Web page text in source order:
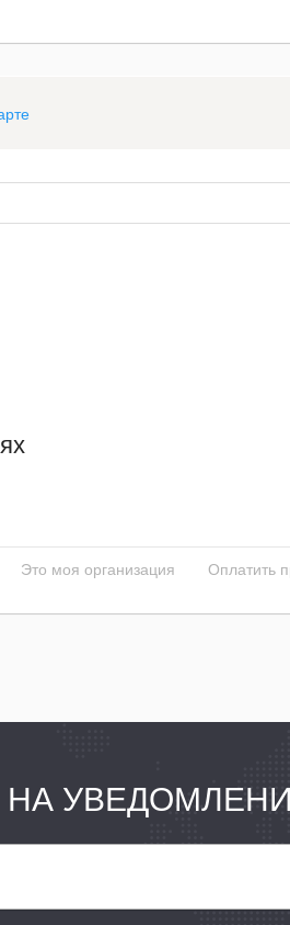
Это моя организация Оплатить